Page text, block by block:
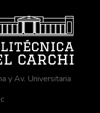
y Av. Universitaria